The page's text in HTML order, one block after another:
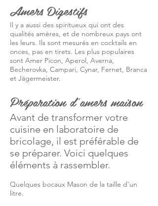
Amers Digestifs
Il y a aussi des spiritueux qui ont des
qualités amères, et de nombreux pays ont
les leurs. Ils sont mesurés en cocktails en
onces, pas en tirets. Les plus populaires
sont Amer Picon, Aperol, Averna,
Becherovka, Campari, Cynar, Fernet, Branca
et Jägermeister.
Préparation d'amers maison
Avant de transformer votre
cuisine en laboratoire de
bricolage, il est préférable de
se préparer. Voici quelques
éléments à rassembler.
Quelques bocaux Mason de la taille d'un
litre.